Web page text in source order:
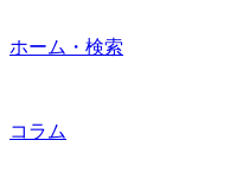
ホーム・検索
コラム